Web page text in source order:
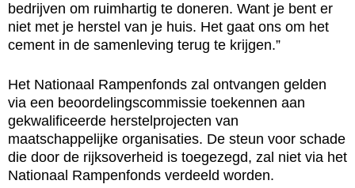
bedrijven om ruimhartig te doneren. Want je bent er
niet met je herstel van je huis. Het gaat ons om het
cement in de samenleving terug te krijgen.”
Het Nationaal Rampenfonds zal ontvangen gelden
via een beoordelingscommissie toekennen aan
gekwalificeerde herstelprojecten van
maatschappelijke organisaties. De steun voor schade
die door de rijksoverheid is toegezegd, zal niet via het
Nationaal Rampenfonds verdeeld worden.